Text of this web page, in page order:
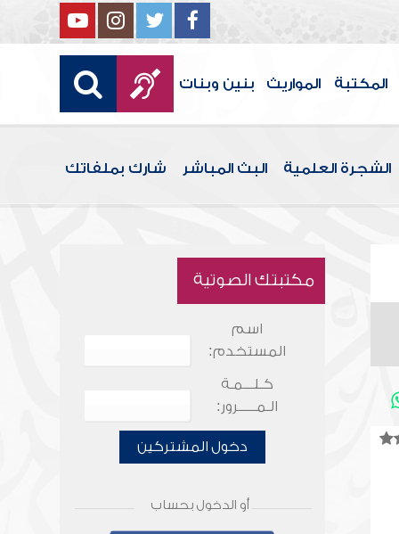
المكتبة المواريث بنين وبنات
الشجرة العلمية البث المباشر شارك بملفاتك
مكتبتك الصوتية
اسم
المستخدم:
كـلـــمـة
الـمـــــرور:
دخول المشتركين
أو الدخول بحساب